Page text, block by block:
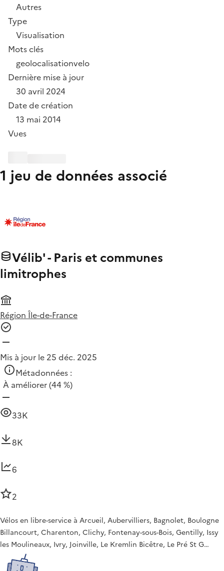
Autres
Type
Visualisation
Mots clés
geolocalisationvelo
Dernière mise à jour
30 avril 2024
Date de création
13 mai 2014
Vues
1 jeu de données associé
Vélib' - Paris et communes
limitrophes
Région Île-de-France
Mis à jour le 25 déc. 2025
Métadonnées :
À améliorer(44 %)
33K
8K
6
2
Vélos en libre-service à Arcueil, Aubervilliers, Bagnolet, Boulogne
Billancourt, Charenton, Clichy, Fontenay-sous-Bois, Gentilly, Issy
les Moulineaux, Ivry, Joinville, Le Kremlin Bicêtre, Le Pré St G…